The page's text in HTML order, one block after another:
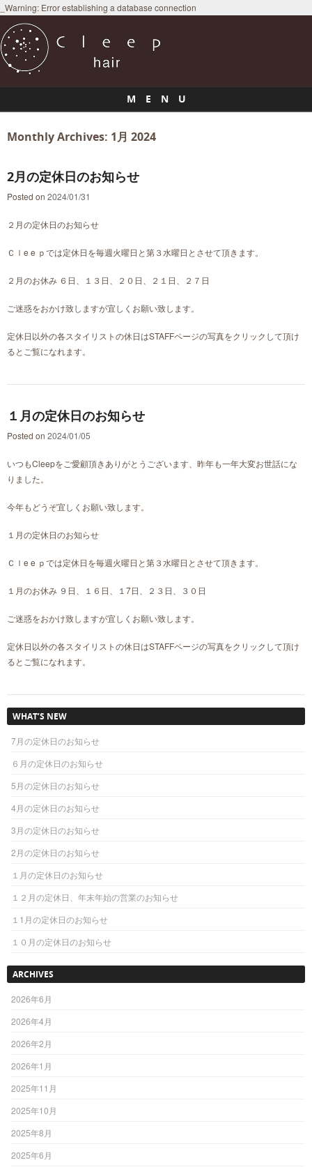
_Warning: Error establishing a database connection
M E N U
Monthly Archives: 1月 2024
2月の定休日のお知らせ
Posted on 2024/01/31
２月の定休日のお知らせ
Ｃｌe e ｐでは定休日を毎週火曜日と第３水曜日とさせて頂きます。
２月のお休み ６日、１３日、２０日、２１日、２７日
ご迷惑をおかけ致しますが宜しくお願い致します。
定休日以外の各スタイリストの休日はSTAFFページの写真をクリックして頂け
るとご覧になれます。
１月の定休日のお知らせ
Posted on 2024/01/05
いつもCleepをご愛顧頂きありがとうございます、昨年も一年大変お世話にな
りました。
今年もどうぞ宜しくお願い致します。
１月の定休日のお知らせ
Ｃｌe e ｐでは定休日を毎週火曜日と第３水曜日とさせて頂きます。
１月のお休み ９日、１６日、１7日、２３日、３０日
ご迷惑をおかけ致しますが宜しくお願い致します。
定休日以外の各スタイリストの休日はSTAFFページの写真をクリックして頂け
るとご覧になれます。
WHAT’S NEW
7月の定休日のお知らせ
６月の定休日のお知らせ
5月の定休日のお知らせ
4月の定休日のお知らせ
3月の定休日のお知らせ
2月の定休日のお知らせ
１月の定休日のお知らせ
１２月の定休日、年末年始の営業のお知らせ
１1月の定休日のお知らせ
１０月の定休日のお知らせ
ARCHIVES
2026年6月
2026年4月
2026年2月
2026年1月
2025年11月
2025年10月
2025年8月
2025年6月